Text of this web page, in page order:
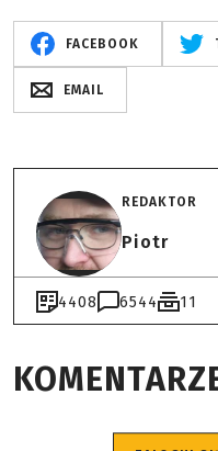
FACEBOOK
EMAIL
REDAKTOR
Piotr
4408 6544 11